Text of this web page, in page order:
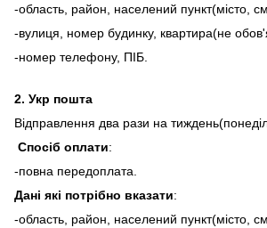
-область, район, населений пункт(місто,
-вулиця, номер будинку, квартира(не
-номер телефону, ПІБ.
2. Укр пошта
Відправлення два рази на
Спосіб оплати:
-повна передоплата.
Дані які потрібно вказати:
-область, район, населений пункт(місто,